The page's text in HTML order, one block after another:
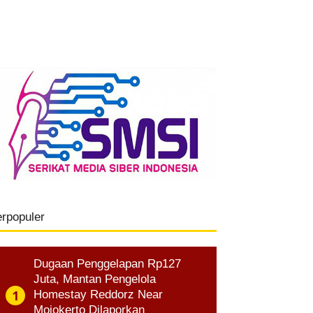
Dugaan Penggelapan Rp127
Juta, Mantan Pengelola
Homestay Reddorz Near
Mojokerto Dilaporkan